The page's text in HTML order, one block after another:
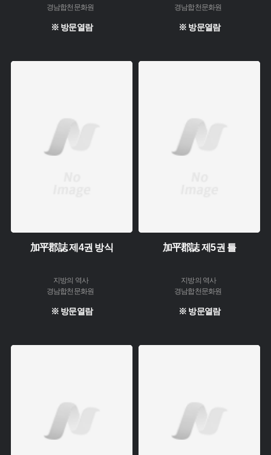
경남합천문화원
※ 방문열람
경남합천문화원
※ 방문열람
加平郡誌 제4권 방식
지방의 역사
경남합천문화원
※ 방문열람
加平郡誌 제5권 틀
지방의 역사
경남합천문화원
※ 방문열람